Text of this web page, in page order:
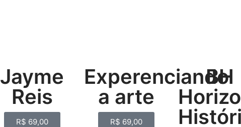
Jayme
Reis
R$ 69,00
Experenciando
a arte
R$ 69,00
BH